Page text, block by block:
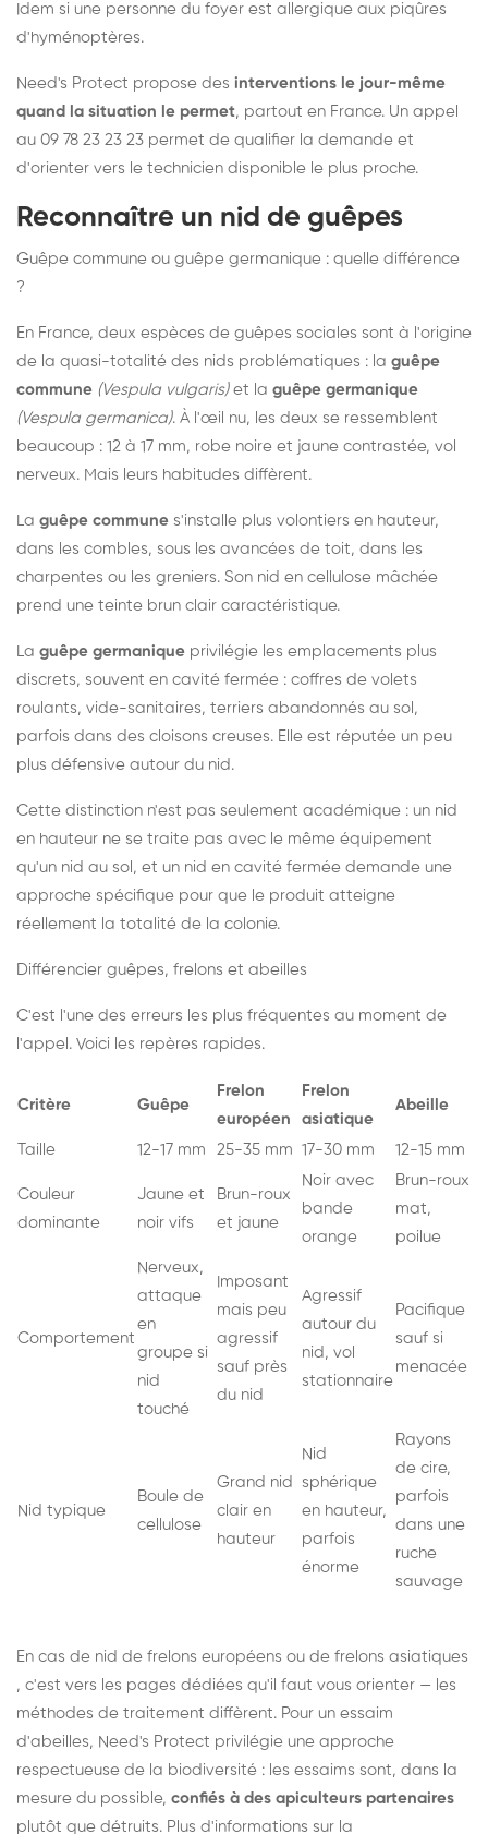
Idem si une personne du foyer est allergique aux piqûres
d'hyménoptères.
Need's Protect propose des interventions le jour-même
quand la situation le permet, partout en France. Un appel
au 09 78 23 23 23 permet de qualifier la demande et
d'orienter vers le technicien disponible le plus proche.
Reconnaître un nid de guêpes
Guêpe commune ou guêpe germanique : quelle différence
?
En France, deux espèces de guêpes sociales sont à l'origine
de la quasi-totalité des nids problématiques : la guêpe
commune (Vespula vulgaris)et la guêpe germanique
(Vespula germanica). À l'œil nu, les deux se ressemblent
beaucoup : 12 à 17 mm, robe noire et jaune contrastée, vol
nerveux. Mais leurs habitudes diffèrent.
La guêpe commune s'installe plus volontiers en hauteur,
dans les combles, sous les avancées de toit, dans les
charpentes ou les greniers. Son nid en cellulose mâchée
prend une teinte brun clair caractéristique.
La guêpe germanique privilégie les emplacements plus
discrets, souvent en cavité fermée : coffres de volets
roulants, vide-sanitaires, terriers abandonnés au sol,
parfois dans des cloisons creuses. Elle est réputée un peu
plus défensive autour du nid.
Cette distinction n'est pas seulement académique : un nid
en hauteur ne se traite pas avec le même équipement
qu'un nid au sol, et un nid en cavité fermée demande une
approche spécifique pour que le produit atteigne
réellement la totalité de la colonie.
Différencier guêpes, frelons et abeilles
C'est l'une des erreurs les plus fréquentes au moment de
l'appel. Voici les repères rapides.
Critère Guêpe
Frelon
européen
Frelon
asiatique
Abeille
Taille 12-17 mm 25-35 mm 17-30 mm 12-15 mm
Couleur
dominante
Jaune et
noir vifs
Brun-roux
et jaune
Noir avec
bande
orange
Brun-roux
mat,
poilue
Comportement
Nerveux,
attaque
en
groupe si
nid
touché
Imposant
mais peu
agressif
sauf près
du nid
Agressif
autour du
nid, vol
stationnaire
Pacifique
sauf si
menacée
Nid typique
Boule de
cellulose
Grand nid
clair en
hauteur
Nid
sphérique
en hauteur,
parfois
énorme
Rayons
de cire,
parfois
dans une
ruche
sauvage
En cas de nid de frelons européens ou de frelons asiatiques
, c'est vers les pages dédiées qu'il faut vous orienter — les
méthodes de traitement diffèrent. Pour un essaim
d'abeilles, Need's Protect privilégie une approche
respectueuse de la biodiversité : les essaims sont, dans la
mesure du possible, confiés à des apiculteurs partenaires
plutôt que détruits. Plus d'informations sur la